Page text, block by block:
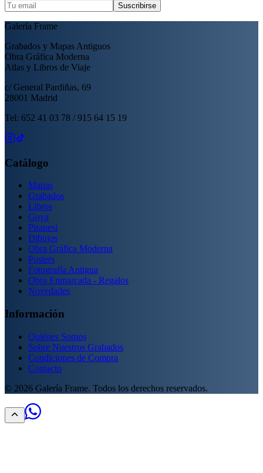
Suscribirse
Galería Frame
Grabados y Mapas Antiguos
Obra Gráfica Moderna
Atlas y Libros de Viaje
c/ General Pardiñas, 69
28001 Madrid
Tel: 652 41 03 78 / 915 64 15 19
Catálogo
Mapas
Grabados
Libros
Goya
Piranesi
Dibujos
Obra Gráfica Moderna
Posters
Fotografía Antigua
Obra Enmarcada - Regalos
Novedades
Información
Quiénes Somos
Sobre Nuestros Grabados
Condiciones de Compra
Contacto
© 2026 Galería Frame. Todos los derechos reservados.